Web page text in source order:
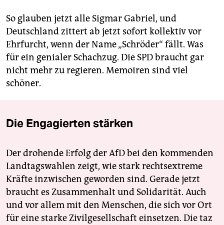
So glauben jetzt alle Sigmar Gabriel, und
Deutschland zittert ab jetzt sofort kollektiv vor
Ehrfurcht, wenn der Name „Schröder“ fällt. Was
für ein genialer Schachzug. Die SPD braucht gar
nicht mehr zu regieren. Memoiren sind viel
schöner.
Die Engagierten stärken
Der drohende Erfolg der AfD bei den kommenden
Landtagswahlen zeigt, wie stark rechtsextreme
Kräfte inzwischen geworden sind. Gerade jetzt
braucht es Zusammenhalt und Solidarität. Auch
und vor allem mit den Menschen, die sich vor Ort
für eine starke Zivilgesellschaft einsetzen. Die taz